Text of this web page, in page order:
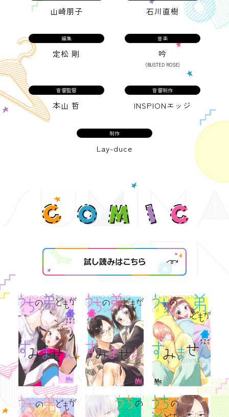
山崎朋子 石川直樹
編集
定松 剛
音楽
吟
(BUSTED ROSE)
音響監督
本山 哲
音響制作
INSPIONエッジ
制作
Lay-duce